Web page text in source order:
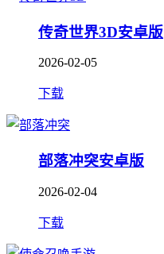
传奇世界3D安卓版
2026-02-05
下载
部落冲突安卓版
2026-02-04
下载